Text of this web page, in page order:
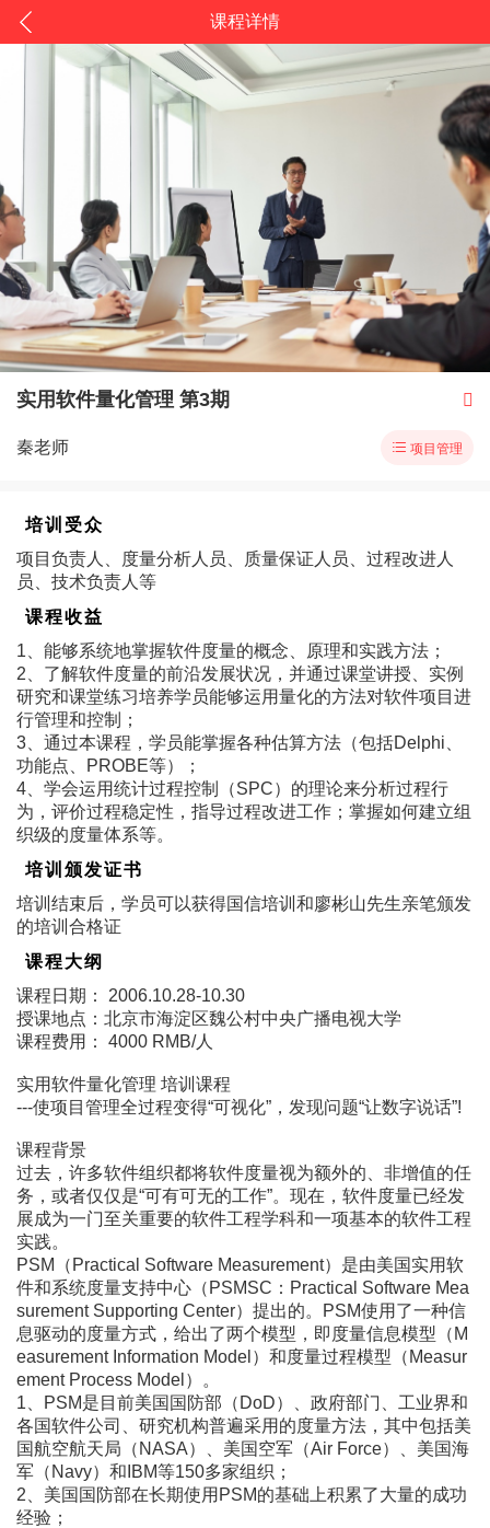
课程详情
实用软件量化管理 第3期 
秦老师  项目管理
培训受众
项目负责人、度量分析人员、质量保证人员、过程改进人
员、技术负责人等
课程收益
1、能够系统地掌握软件度量的概念、原理和实践方法；
2、了解软件度量的前沿发展状况，并通过课堂讲授、实例
研究和课堂练习培养学员能够运用量化的方法对软件项目进
行管理和控制；
3、通过本课程，学员能掌握各种估算方法（包括Delphi、
功能点、PROBE等）；
4、学会运用统计过程控制（SPC）的理论来分析过程行
为，评价过程稳定性，指导过程改进工作；掌握如何建立组
织级的度量体系等。
培训颁发证书
培训结束后，学员可以获得国信培训和廖彬山先生亲笔颁发
的培训合格证
课程大纲
课程日期： 2006.10.28-10.30
授课地点：北京市海淀区魏公村中央广播电视大学
课程费用： 4000 RMB/人
实用软件量化管理 培训课程
---使项目管理全过程变得“可视化”，发现问题“让数字说话”!
课程背景
过去，许多软件组织都将软件度量视为额外的、非增值的任
务，或者仅仅是“可有可无的工作”。现在，软件度量已经发
展成为一门至关重要的软件工程学科和一项基本的软件工程
实践。
PSM（Practical Software Measurement）是由美国实用软
件和系统度量支持中心（PSMSC：Practical Software Mea
surement Supporting Center）提出的。PSM使用了一种信
息驱动的度量方式，给出了两个模型，即度量信息模型（M
easurement Information Model）和度量过程模型（Measur
ement Process Model）。
1、PSM是目前美国国防部（DoD）、政府部门、工业界和
各国软件公司、研究机构普遍采用的度量方法，其中包括美
国航空航天局（NASA）、美国空军（Air Force）、美国海
军（Navy）和IBM等150多家组织；
2、美国国防部在长期使用PSM的基础上积累了大量的成功
经验；